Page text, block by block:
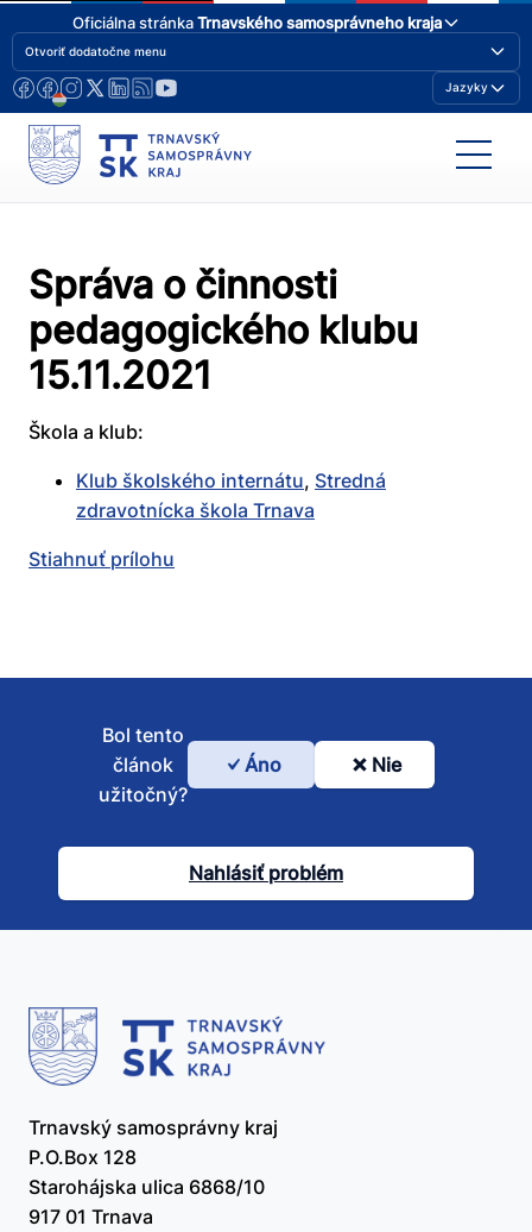
Oficiálna stránkaTrnavského samosprávneho kraja
Otvoriť dodatočne menu
Jazyky
Správa o činnosti
pedagogického klubu
15.11.2021
Škola a klub:
Klub školského internátu, Stredná
zdravotnícka škola Trnava
Stiahnuť prílohu
Bol
článok
užitočný?
Bol tento
článok
užitočný?
Áno Nie
Nahlásiť problém
Trnavský samosprávny kraj
P.O.Box 128
Starohájska ulica 6868/10
917 01 Trnava